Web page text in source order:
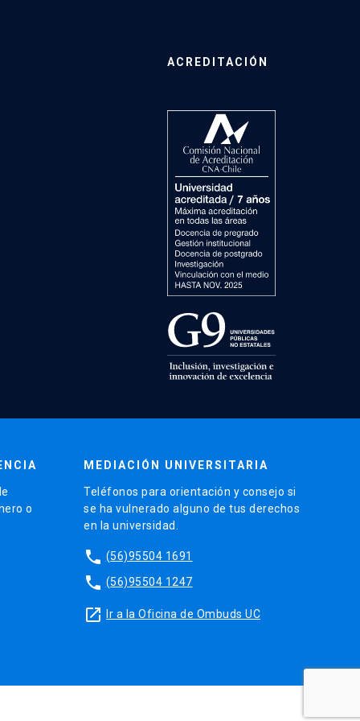
ACREDITACIÓN
o
MEDIACIÓN UNIVERSITARIA
Teléfonos para orientación y consejo si
se ha vulnerado alguno de tus derechos
en la universidad.
phone (56)95504 1691
phone (56)95504 1247
launch Ir a la Oficina de Ombuds UC